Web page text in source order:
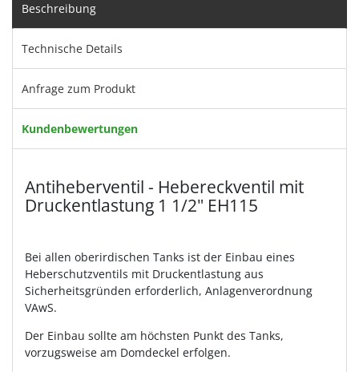
Beschreibung
Technische Details
Anfrage zum Produkt
Kundenbewertungen
Antiheberventil - Hebereckventil mit
Druckentlastung 1 1/2" EH115
Bei allen oberirdischen Tanks ist der Einbau eines
Heberschutzventils mit Druckentlastung aus
Sicherheitsgründen erforderlich, Anlagenverordnung
VAwS.
Der Einbau sollte am höchsten Punkt des Tanks,
vorzugsweise am Domdeckel erfolgen.